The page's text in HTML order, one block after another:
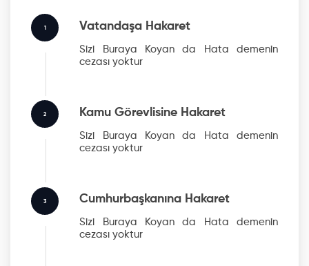
1 Vatandaşa Hakaret
Sizi Buraya Koyan da Hata demenin
cezası yoktur
2 Kamu Görevlisine Hakaret
Sizi Buraya Koyan da Hata demenin
cezası yoktur
3 Cumhurbaşkanına Hakaret
Sizi Buraya Koyan da Hata demenin
cezası yoktur